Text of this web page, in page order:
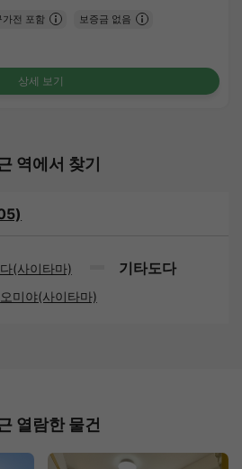
가전 포함 보증금 없음
상세 보기
역에서 찾기
(사이타마) 기타도다
오미야(사이타마)
열람한 물건